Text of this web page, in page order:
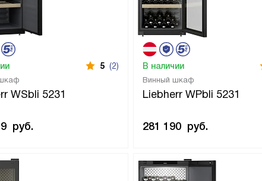
WSbli 5231
5 (2)
руб.
Винный шкаф
Liebherr WPbli 5231
В наличии
281 190 руб.